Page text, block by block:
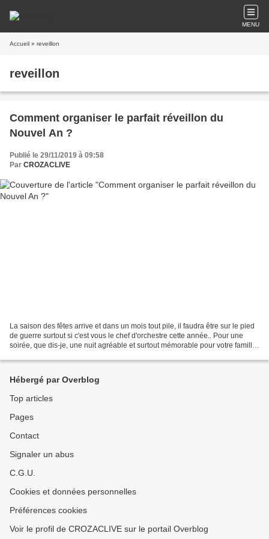
MENU
Accueil » reveillon
reveillon
Comment organiser le parfait réveillon du
Nouvel An ?
Publié le 29/11/2019 à 09:58
Par CROZACLIVE
La saison des fêtes arrive et dans un mois tout pile, il faudra être sur le pied
de guerre surtout si c'est vous le chef d'orchestre cette année.. Pour une
soirée, que dis-je, une nuit agréable et surtout mémorable pour votre famille,
Hébergé par Overblog
Top articles
Pages
Contact
Signaler un abus
C.G.U.
Cookies et données personnelles
Préférences cookies
Voir le profil de CROZACLIVE sur le portail Overblog